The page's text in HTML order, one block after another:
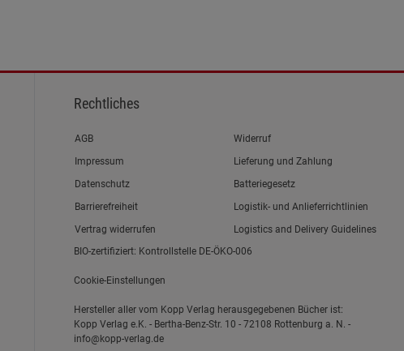
Rechtliches
Link zum/zur
AGB
Link zum/zur
Impressum
Link zum/zur
Datenschutz
Link zum/zur
Barrierefreiheit
Vertrag widerrufen
Widerruf
Lieferung und Zahlung
Batteriegesetz
Logistik- und Anlieferrichtlinien
Logistics and Delivery Guidelines
BIO-zertifiziert: Kontrollstelle DE-ÖKO-006
Cookie-Einstellungen
Hersteller aller vom Kopp Verlag herausgegebenen Bücher ist:
Kopp Verlag e.K. - Bertha-Benz-Str. 10 - 72108 Rottenburg a. N. -
info@kopp-verlag.de